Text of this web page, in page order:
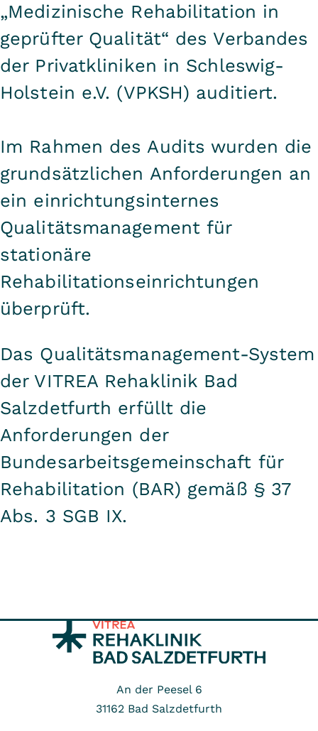
„Medizinische Rehabilitation in
geprüfter Qualität“ des Verbandes
der Privatkliniken in Schleswig-
Holstein e.V. (VPKSH) auditiert.
Im Rahmen des Audits wurden die
grundsätzlichen Anforderungen an
ein einrichtungsinternes
Qualitätsmanagement für
stationäre
Rehabilitationseinrichtungen
überprüft.
Das Qualitätsmanagement-System
der VITREA Rehaklinik Bad
Salzdetfurth erfüllt die
Anforderungen der
Bundesarbeitsgemeinschaft für
Rehabilitation (BAR) gemäß § 37
Abs. 3 SGB IX.
An der Peesel 6
31162 Bad Salzdetfurth